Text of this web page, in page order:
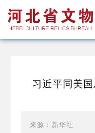
习近平同美
来源：新华社